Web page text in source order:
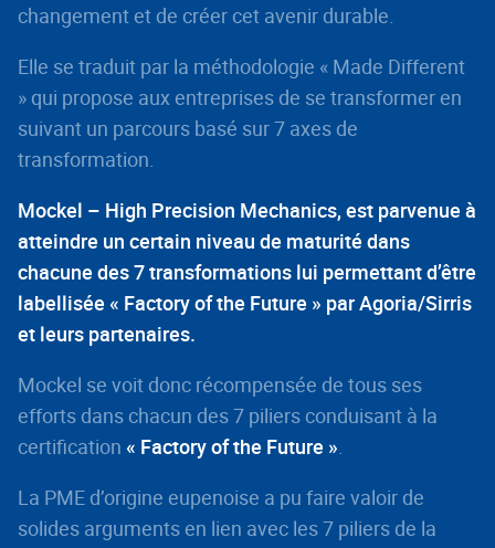
changement et de créer cet avenir durable.
Elle se traduit par la méthodologie « Made Different
» qui propose aux entreprises de se transformer en
suivant un parcours basé sur 7 axes de
transformation.
Mockel – High Precision Mechanics, est parvenue à
atteindre un certain niveau de maturité dans
chacune des 7 transformations lui permettant d’être
labellisée « Factory of the Future » par Agoria/Sirris
et leurs partenaires.
Mockel se voit donc récompensée de tous ses
efforts dans chacun des 7 piliers conduisant à la
certification « Factory of the Future »
La PME d’origine eupenoise a pu faire valoir de
solides arguments en lien avec les 7 piliers de la